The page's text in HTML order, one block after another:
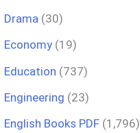
Drama (30)
Economy (19)
Education (737)
Engineering (23)
English Books PDF (1,796)